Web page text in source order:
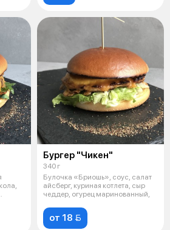
Бургер "Чикен"
340 г
Булочка «Бриошь», соус, салат
айсберг, куриная котлета, сыр
чеддер, огурец маринованный,
от 18 